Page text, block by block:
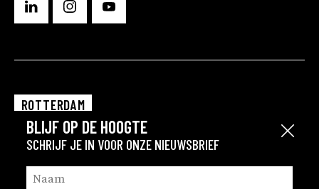
Sluit
BLIJF OP DE HOOGTE
SCHRIJF JE IN VOOR ONZE NIEUWSBRIEF
ROTTERDAM
EINDHOVEN
GRONINGEN